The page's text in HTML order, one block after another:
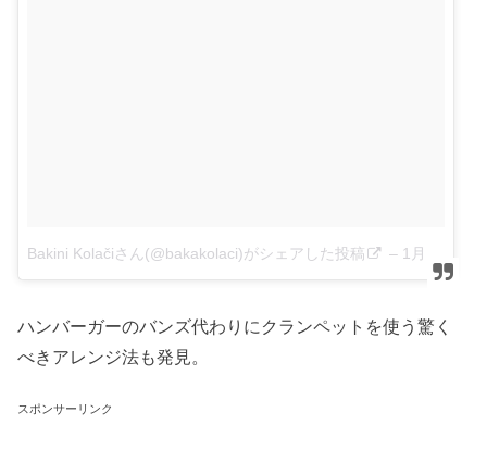
Bakini Kolačiさん(@bakakolaci)がシェアした投稿 – 1月 22, 2018 at 6:07午前 PST
ハンバーガーのバンズ代わりにクランペットを使う驚く
べきアレンジ法も発見。
スポンサーリンク